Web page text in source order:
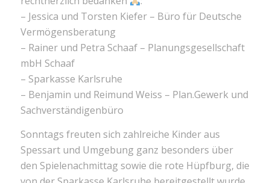
– Jessica und Torsten Kiefer – Büro für Deutsche
Vermögensberatung
– Rainer und Petra Schaaf – Planungsgesellschaft
mbH Schaaf
– Sparkasse Karlsruhe
– Benjamin und Reimund Weiss – Plan.Gewerk und
Sachverständigenbüro
Sonntags freuten sich zahlreiche Kinder aus
Spessart und Umgebung ganz besonders über
den Spielenachmittag sowie die rote Hüpfburg, die